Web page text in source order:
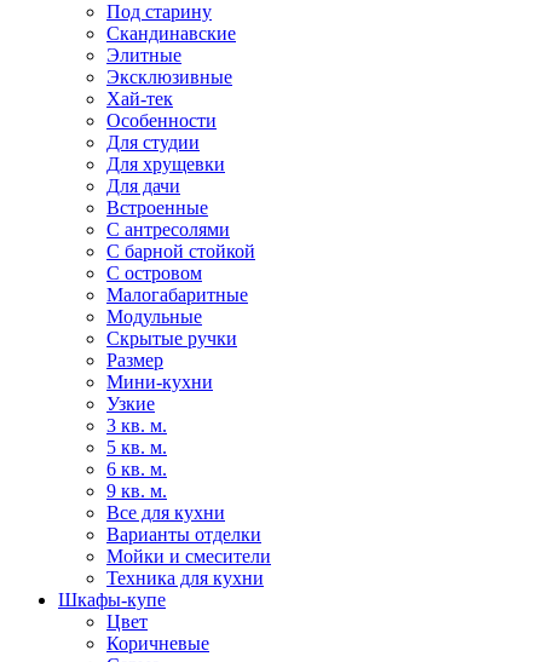
Под старину
Скандинавские
Элитные
Эксклюзивные
Хай-тек
Особенности
Для студии
Для хрущевки
Для дачи
Встроенные
С антресолями
С барной стойкой
С островом
Малогабаритные
Модульные
Скрытые ручки
Размер
Мини-кухни
Узкие
3 кв. м.
5 кв. м.
6 кв. м.
9 кв. м.
Все для кухни
Варианты отделки
Мойки и смесители
Техника для кухни
Шкафы-купе
Цвет
Коричневые